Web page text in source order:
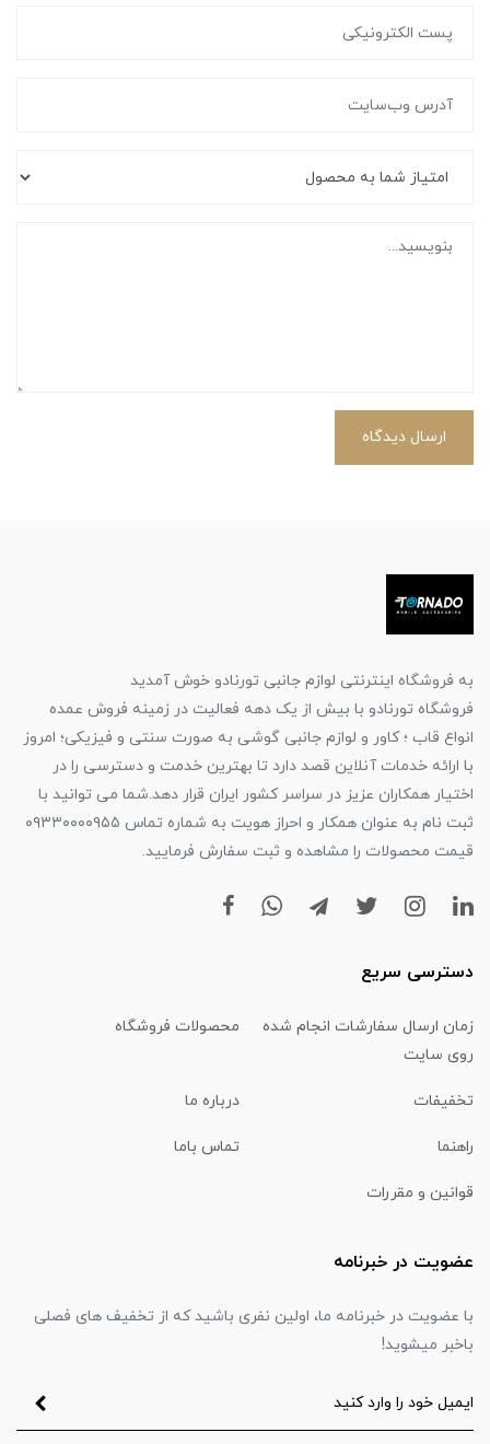
ارسال دیدگاه
به فروشگاه اینترنتی لوازم جانبی تورنادو خوش آمدید
فروشگاه تورنادو با بیش از یک دهه فعالیت در زمینه فروش عمده
انواع قاب ؛ کاور و لوازم جانبی گوشی به صورت سنتی و فیزیکی؛ امروز
با ارائه خدمات آنلاین قصد دارد تا بهترین خدمت و دسترسی را در
اختیار همکاران عزیز در سراسر کشور ایران قرار دهد.شما می توانید با
ثبت نام به عنوان همکار و احراز هویت به شماره تماس ۰۹۳۳۰۰۰۰۹۵۵
قیمت محصولات را مشاهده و ثبت سفارش فرمایید.
دسترسی سریع
زمان ارسال سفارشات انجام شده
روی سایت
محصولات فروشگاه
تخفیفات درباره ما
راهنما تماس باما
قوانین و مقررات
عضویت در خبرنامه
با عضویت در خبرنامه ما، اولین نفری باشید که از تخفیف های فصلی
باخبر میشوید!